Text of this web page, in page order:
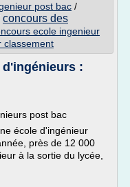
post bac /
concours des
ecole ingenieur
classement
:
post bac
école d'ingénieur
près de 12 000
à la sortie du lycée,